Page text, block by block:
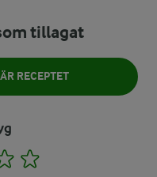
tillagat
RECEPTET
4